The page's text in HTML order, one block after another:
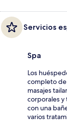
Servicios
Spa
Los
completo de
masajes
corporales y
con una
varios